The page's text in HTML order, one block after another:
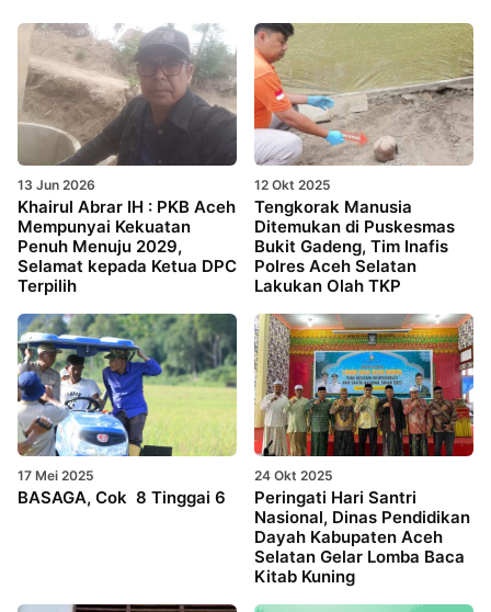
13 Jun 2026
Khairul Abrar IH : PKB Aceh
Mempunyai Kekuatan
Penuh Menuju 2029,
Selamat kepada Ketua DPC
Terpilih
12 Okt 2025
Tengkorak Manusia
Ditemukan di Puskesmas
Bukit Gadeng, Tim Inafis
Polres Aceh Selatan
Lakukan Olah TKP
17 Mei 2025
BASAGA, Cok 8 Tinggai 6
24 Okt 2025
Peringati Hari Santri
Nasional, Dinas Pendidikan
Dayah Kabupaten Aceh
Selatan Gelar Lomba Baca
Kitab Kuning